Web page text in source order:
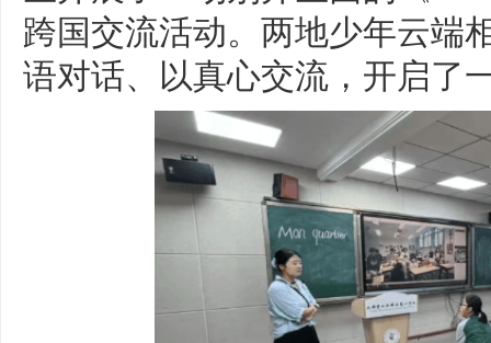
跨国交流活动。两地少年云端
语对话、以真心交流，开启了